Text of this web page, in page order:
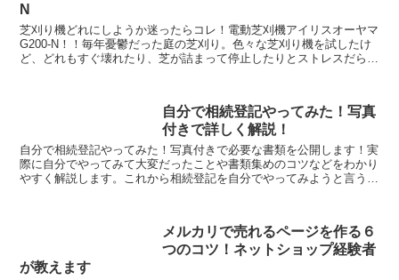
N
芝刈り機どれにしようか迷ったらコレ！電動芝刈機アイリスオーヤマ
G200-N！！毎年憂鬱だった庭の芝刈り。色々な芝刈り機を試したけ
ど、どれもすぐ壊れたり、芝が詰まって停止したりとストレスだらけ
自分で相続登記やってみた！写真
付きで詳しく解説！
自分で相続登記やってみた！写真付きで必要な書類を公開します！実
際に自分でやってみて大変だったことや書類集めのコツなどをわかり
やすく解説します。これから相続登記を自分でやってみようと言う方
メルカリで売れるページを作る６
つのコツ！ネットショップ経験者
が教えます